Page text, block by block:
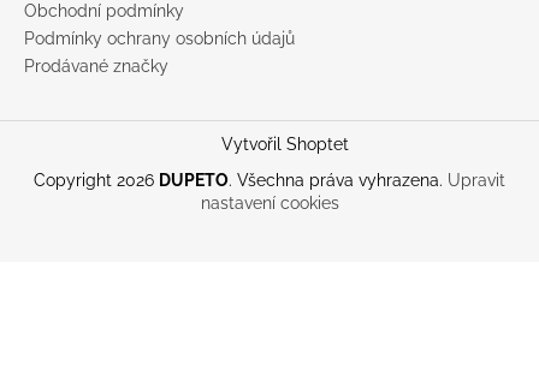
Obchodní podmínky
Podmínky ochrany osobních údajů
Prodávané značky
Vytvořil Shoptet
Copyright 2026 DUPETO. Všechna práva vyhrazena. Upravit
nastavení cookies